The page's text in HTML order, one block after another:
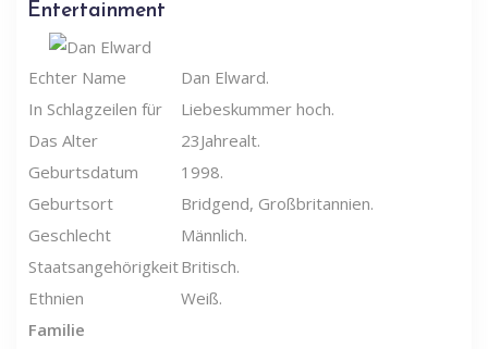
Entertainment
Echter Name
Dan Elward.
In Schlagzeilen für
Liebeskummer hoch.
Das Alter
23Jahrealt.
Geburtsdatum
1998.
Geburtsort
Bridgend, Großbritannien.
Geschlecht
Männlich.
StaatsangehörigkeitBritisch.
Ethnien
Weiß.
Familie